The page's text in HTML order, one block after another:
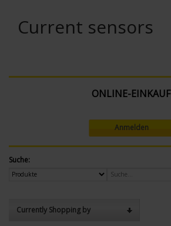
Current sensors
ONLINE-EINKAUF
Anmelden
Suche:
Currently Shopping by